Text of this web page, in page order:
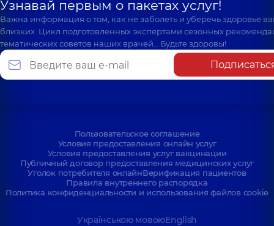
Узнавай первым о пакетах услуг!
Важна информация о том, как не заболеть и уберечь здоровье
близких. Цикл подготовленных экспертами сезонных
тематических советов наших врачей… Будьте здоровы!
Пользовательское соглашение
Условия предоставления онлайн услуг
Условия предоставления услуг вакцинации
Публичный договор предоставления медицинских услуг
Уголок потребителя онлайнВерификация пациентов
Правила внутреннего распорядка
Политика конфиденциальности и использования файлов cookie
Українською мовоюEnglish